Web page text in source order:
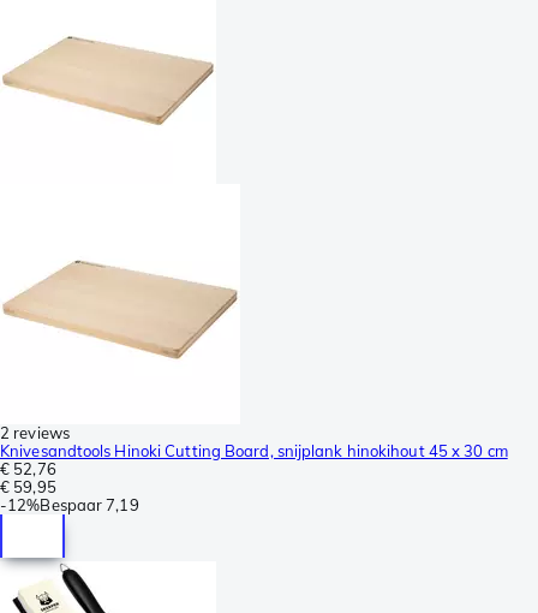
2 reviews
Knivesandtools Hinoki Cutting Board, snijplank hinokihout 45 x 30 cm
€ 52,76
€ 59,95
-12%Bespaar 7,19